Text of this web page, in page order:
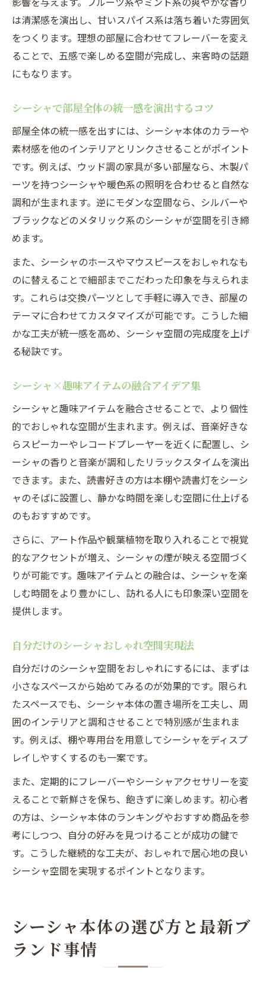
は清潔感を演出し、甘いスパイス系は落ち着いた雰囲気
をつくります。理想の部屋に合わせてフレーバーを変え
ることで、五感で楽しめる空間が完成し、来客時の話題
にもなります。
シーシャで部屋全体の統一感を演出するコツ
部屋全体の統一感を出すには、シーシャ本体のカラーや
素材感を他のインテリアとリンクさせることがポイント
です。例えば、ウッド調の家具が多い部屋なら、木製パ
ーツを持つシーシャや暖色系の照明を合わせると自然な
調和が生まれます。逆にモダンな空間なら、シルバーや
ブラックなどのメタリック系のシーシャが空間を引き締
めます。
また、シーシャのホースやマウスピースをおしゃれなも
のに替えることで細部までこだわった印象を与えられま
す。これらは交換パーツとして手軽に導入でき、部屋の
テーマに合わせてカスタマイズが可能です。こうした細
かな工夫が統一感を高め、シーシャ空間の完成度を上げ
る秘訣です。
シーシャ×趣味アイテムの融合アイデア集
シーシャと趣味アイテムを融合させることで、より個性
的でおしゃれな空間が生まれます。例えば、音楽好きな
らスピーカーやレコードプレーヤーを近くに配置し、シ
ーシャの香りと音楽が調和したリラックスタイムを演出
できます。また、読書好きの方は本棚や読書灯をシーシ
ャのそばに設置し、静かな時間を楽しむ空間に仕上げる
のもおすすめです。
さらに、アート作品や観葉植物を取り入れることで視覚
的なアクセントが増え、シーシャの煙が映える空間づく
りが可能です。趣味アイテムとの融合は、シーシャを楽
しむ時間をより豊かにし、訪れる人にも印象深い空間を
提供します。
自分だけのシーシャおしゃれ空間実現法
自分だけのシーシャ空間をおしゃれにするには、まずは
小さなスペースから始めてみるのが効果的です。限られ
たスペースでも、シーシャ本体の置き場所を工夫し、周
囲のインテリアと調和させることで特別感が生まれま
す。例えば、棚や専用台を用意してシーシャをディスプ
レイしやすくするのも一案です。
また、定期的にフレーバーやシーシャアクセサリーを変
えることで新鮮さを保ち、飽きずに楽しめます。初心者
の方は、シーシャ本体のランキングやおすすめ商品を参
考にしつつ、自分の好みを見つけることが成功の鍵で
す。こうした継続的な工夫が、おしゃれで居心地の良い
シーシャ空間を実現するポイントとなります。
シーシャ本体の選び方と最新ブ
ランド事情